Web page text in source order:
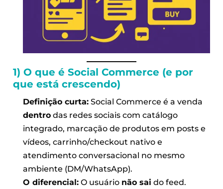
1) O que é Social Commerce (e por
que está crescendo)
Definição curta: Social Commerce é a venda
dentro das redes sociais com catálogo
integrado, marcação de produtos em posts e
vídeos, carrinho/checkout nativo e
atendimento conversacional no mesmo
ambiente (DM/WhatsApp).
O diferencial: O usuário não sai do feed.